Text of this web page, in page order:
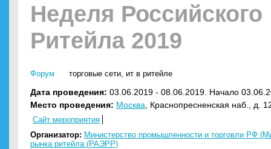
Неделя Российского
Ритейла 2019
Форум торговые сети, ит в ритейле
Дата проведения: 03.06.2019 - 08.06.2019. Начало
Место проведения: Москва , Краснопресненская наб., д.
Сайт мероприятия
Организатор: Министерство промышленности и торговли РФ
рынка ритейла (РАЭРР)